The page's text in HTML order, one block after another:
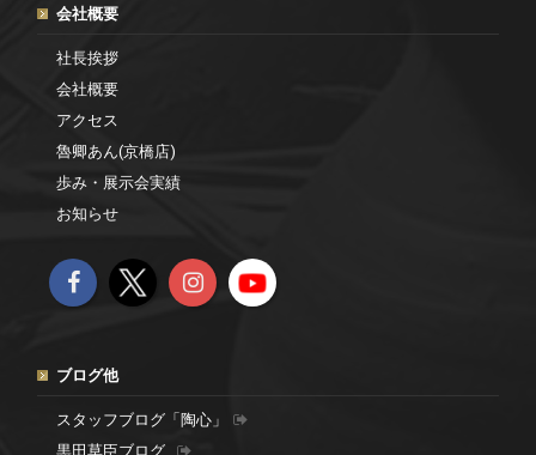
会社概要
社長挨拶
会社概要
アクセス
魯卿あん(京橋店)
歩み・展示会実績
お知らせ
ブログ他
スタッフブログ「陶心」
黒田草臣ブログ